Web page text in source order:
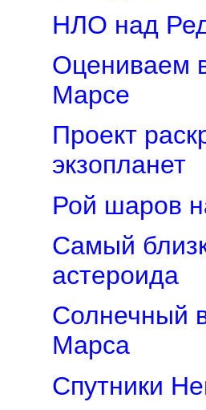
НЛО над
Оцениваем
Марсе
Проект
экзопланет
Рой шаров
Самый
астероида
Солнечный
Марса
Спутники